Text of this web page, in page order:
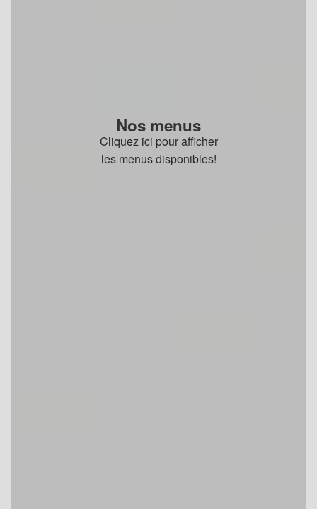
Nos menus
Cliquez ici pour afficher
les menus disponibles!